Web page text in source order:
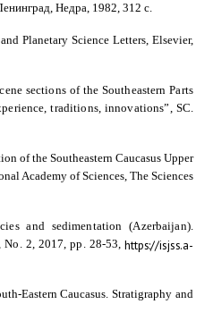
Недра, 1982, 312 с.
Planetary Science Letters, Elsevier,
sections of the Southeastern Parts
traditions, innovations”, SC.
of the Southeastern Caucasus Upper
Academy of Sciences, The Sciences
and sedimentation (Azerbaijan).
2, 2017, pp. 28-53, https://isjss.a-
Eastern Caucasus. Stratigraphy and